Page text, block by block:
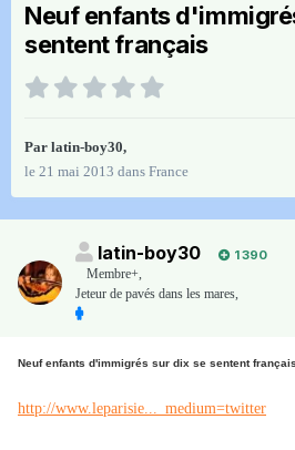
Neuf enfants
sentent français
Par latin-boy30,
le 21 mai 2013 dans France
latin-boy30
1 390
Membre+,
Jeteur de pavés dans les mares,
Neuf enfants d'immigrés sur dix se sentent français
http://www.leparisie..._medium=twitter